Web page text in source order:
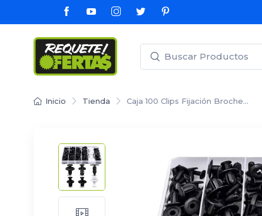
Inicio Tienda Caja 100 Clips Fijación Broche…